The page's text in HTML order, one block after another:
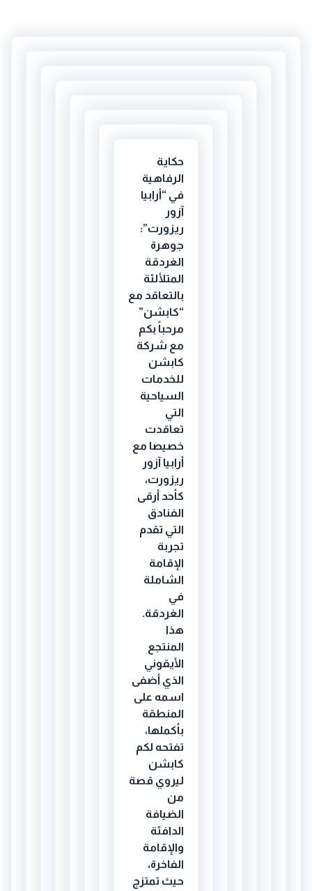
حكاية
الرفاهية
في “أرابيا
آزور
ريزورت”:
جوهرة
الغردقة
المتلألئة
بالتعاقد مع
“كابشن”
مرحباً بكم
مع شركة
كابشن
للخدمات
السياحية
التي
تعاقدت
خصيصا مع
أرابيا آزور
ريزورت،
كأحد أرقى
الفنادق
التي تقدم
تجربة
الإقامة
الشاملة
في
الغردقة.
هذا
المنتجع
الأيقوني
الذي أضفى
اسمه على
المنطقة
بأكملها،
تفتحه لكم
كابشن
ليروي قصة
من
الضيافة
الدافئة
والإقامة
الفاخرة،
حيث تمتزج